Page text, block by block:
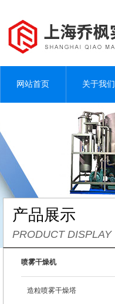
网站首页 关于我们
产品展示
PRODUCT DISPLAY
喷雾干燥机
造粒喷雾干燥塔